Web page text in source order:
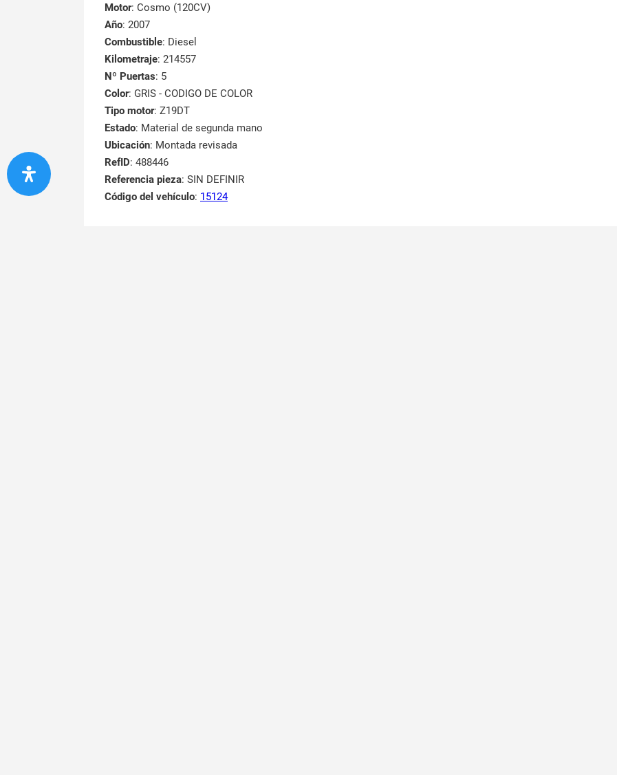
Motor: Cosmo (120CV)
Año: 2007
Combustible: Diesel
Kilometraje: 214557
Nº Puertas: 5
Color: GRIS - CODIGO DE COLOR
Tipo motor: Z19DT
Estado: Material de segunda mano
Ubicación: Montada revisada
RefID: 488446
Referencia pieza: SIN DEFINIR
Código del vehículo: 15124